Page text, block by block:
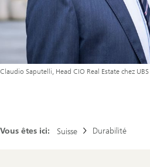
Claudio Saputelli, Head CIO Real Estate chez UBS
Vous êtes ici: Suisse Durabilité